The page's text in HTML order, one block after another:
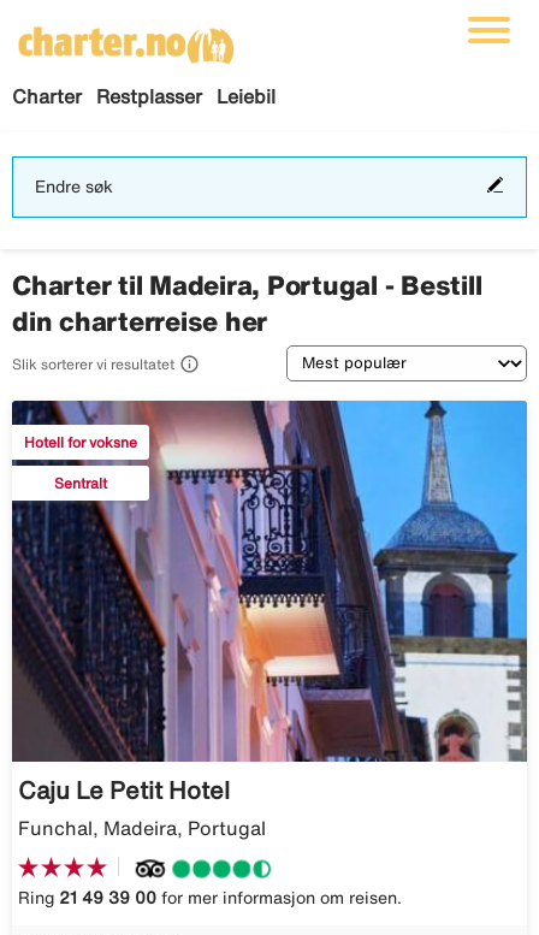
Charter Restplasser Leiebil
Endre søk
Charter til Madeira, Portugal - Bestill
din charterreise her
Slik sorterer vi resultatet  Sortering
Hotell for voksne
Sentralt
Caju Le Petit Hotel
Funchal, Madeira, Portugal
Ring 21 49 39 00 for mer informasjon om reisen.